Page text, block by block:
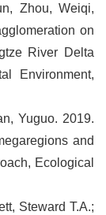
Zhou, Weiqi,
on
River Delta
Environment,
Yuguo. 2019.
and
Ecological
Steward T.A.;